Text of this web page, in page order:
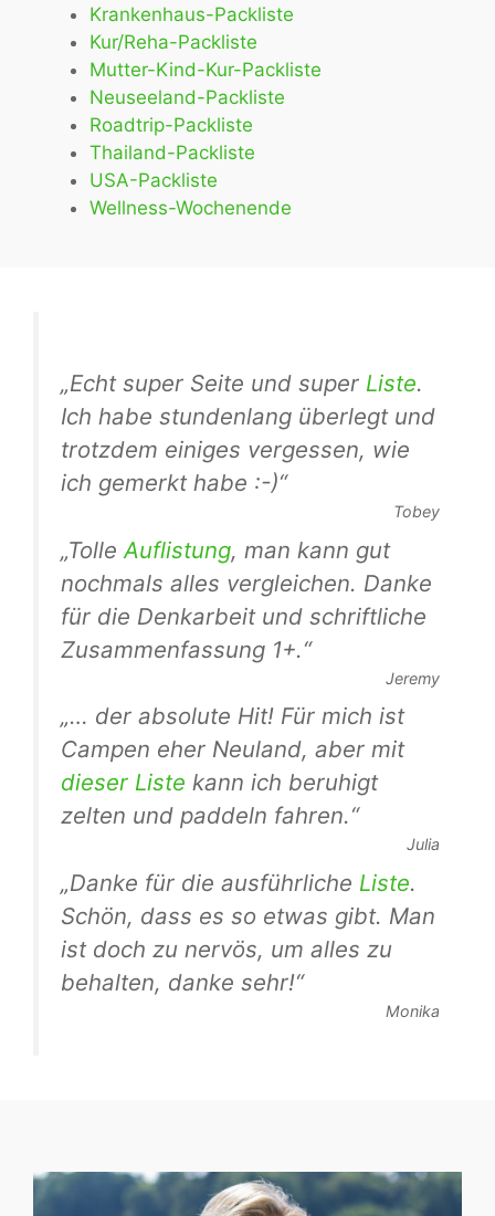
Krankenhaus-Packliste
Kur/Reha-Packliste
Mutter-Kind-Kur-Packliste
Neuseeland-Packliste
Roadtrip-Packliste
Thailand-Packliste
USA-Packliste
Wellness-Wochenende
„Echt super Seite und super Liste.
Ich habe stundenlang überlegt und
trotzdem einiges vergessen, wie
ich gemerkt habe :-)“
Tobey
„Tolle Auflistung, man kann gut
nochmals alles vergleichen. Danke
für die Denkarbeit und schriftliche
Zusammenfassung 1+.“
Jeremy
„… der absolute Hit! Für mich ist
Campen eher Neuland, aber mit
dieser Liste kann ich beruhigt
zelten und paddeln fahren.“
Julia
„Danke für die ausführliche Liste.
Schön, dass es so etwas gibt. Man
ist doch zu nervös, um alles zu
behalten, danke sehr!“
Monika